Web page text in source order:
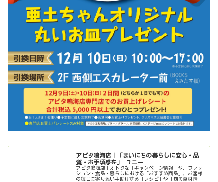
アピタ鳴海店｜「まいにちの暮らしに安心・品
質・お手頃感を」 ユニー
アピタ鳴海店｜オトクな「キャンペーン情報」や、ファッ
ション・食品・暮らしにおける「おすすめ商品」、お客様
の毎日に寄り添い手助けする「レシピ」や「旬の食材情